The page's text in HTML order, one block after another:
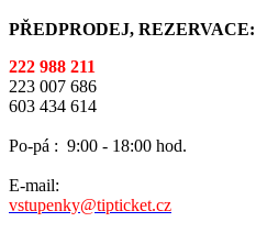
PŘEDPRODEJ, REZERVACE:
222 988 211
223 007 686
603 434 614
Po-pá : 9:00 - 18:00 hod.
E-mail:
vstupenky@tipticket.cz